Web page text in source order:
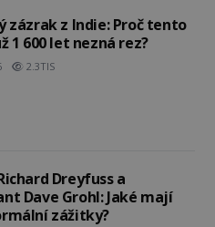
zázrak z Indie: Proč tento
1 600 let nezná rez?
2.3TIS
Dreyfuss a
Dave Grohl: Jaké mají
zážitky?